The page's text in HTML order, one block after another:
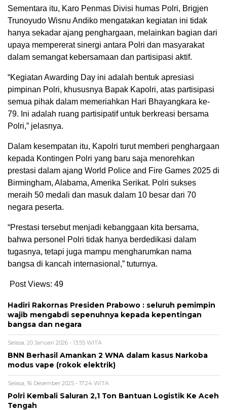
Sementara itu, Karo Penmas Divisi humas Polri, Brigjen
Trunoyudo Wisnu Andiko mengatakan kegiatan ini tidak
hanya sekadar ajang penghargaan, melainkan bagian dari
upaya mempererat sinergi antara Polri dan masyarakat
dalam semangat kebersamaan dan partisipasi aktif.
“Kegiatan Awarding Day ini adalah bentuk apresiasi
pimpinan Polri, khususnya Bapak Kapolri, atas partisipasi
semua pihak dalam memeriahkan Hari Bhayangkara ke-
79. Ini adalah ruang partisipatif untuk berkreasi bersama
Polri,” jelasnya.
Dalam kesempatan itu, Kapolri turut memberi penghargaan
kepada Kontingen Polri yang baru saja menorehkan
prestasi dalam ajang World Police and Fire Games 2025 di
Birmingham, Alabama, Amerika Serikat. Polri sukses
meraih 50 medali dan masuk dalam 10 besar dari 70
negara peserta.
“Prestasi tersebut menjadi kebanggaan kita bersama,
bahwa personel Polri tidak hanya berdedikasi dalam
tugasnya, tetapi juga mampu mengharumkan nama
bangsa di kancah internasional,” tuturnya.
Post Views: 49
Hadiri Rakornas Presiden Prabowo : seluruh pemimpin
wajib mengabdi sepenuhnya kepada kepentingan
bangsa dan negara
Selasa, 20 Januari 2026 - 13:55 WITA
BNN Berhasil Amankan 2 WNA dalam kasus Narkoba
modus vape (rokok elektrik)
Selasa, 16 Desember 2025 - 17:24 WITA
Polri Kembali Saluran 2,1 Ton Bantuan Logistik Ke Aceh
Tengah